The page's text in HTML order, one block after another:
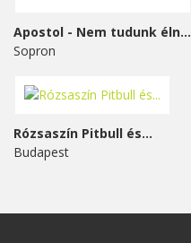
Apostol - Nem tudunk élni...
Sopron
Rózsaszín Pitbull és...
Budapest